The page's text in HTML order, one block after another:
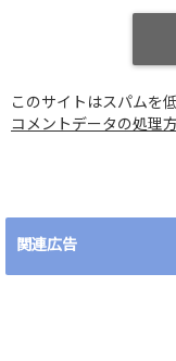
このサイトはスパムを
コメントデータの処理
関連広告